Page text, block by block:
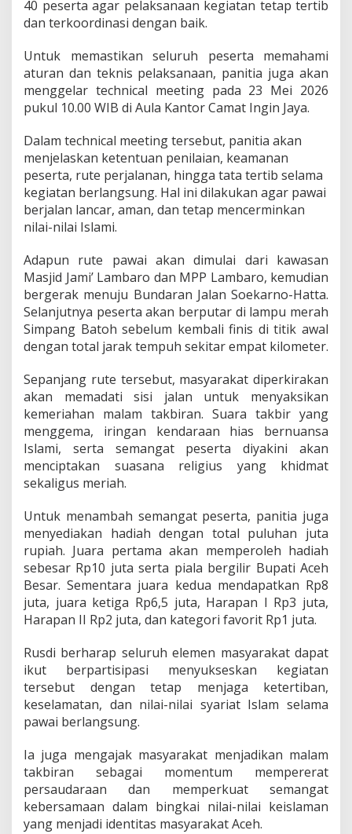
40 peserta agar pelaksanaan kegiatan tetap tertib
dan terkoordinasi dengan baik.
Untuk memastikan seluruh peserta memahami
aturan dan teknis pelaksanaan, panitia juga akan
menggelar technical meeting pada 23 Mei 2026
pukul 10.00 WIB di Aula Kantor Camat Ingin Jaya.
Dalam technical meeting tersebut, panitia akan
menjelaskan ketentuan penilaian, keamanan
peserta, rute perjalanan, hingga tata tertib selama
kegiatan berlangsung. Hal ini dilakukan agar pawai
berjalan lancar, aman, dan tetap mencerminkan
nilai-nilai Islami.
Adapun rute pawai akan dimulai dari kawasan
Masjid Jami’ Lambaro dan MPP Lambaro, kemudian
bergerak menuju Bundaran Jalan Soekarno-Hatta.
Selanjutnya peserta akan berputar di lampu merah
Simpang Batoh sebelum kembali finis di titik awal
dengan total jarak tempuh sekitar empat kilometer.
Sepanjang rute tersebut, masyarakat diperkirakan
akan memadati sisi jalan untuk menyaksikan
kemeriahan malam takbiran. Suara takbir yang
menggema, iringan kendaraan hias bernuansa
Islami, serta semangat peserta diyakini akan
menciptakan suasana religius yang khidmat
sekaligus meriah.
Untuk menambah semangat peserta, panitia juga
menyediakan hadiah dengan total puluhan juta
rupiah. Juara pertama akan memperoleh hadiah
sebesar Rp10 juta serta piala bergilir Bupati Aceh
Besar. Sementara juara kedua mendapatkan Rp8
juta, juara ketiga Rp6,5 juta, Harapan I Rp3 juta,
Harapan II Rp2 juta, dan kategori favorit Rp1 juta.
Rusdi berharap seluruh elemen masyarakat dapat
ikut berpartisipasi menyukseskan kegiatan
tersebut dengan tetap menjaga ketertiban,
keselamatan, dan nilai-nilai syariat Islam selama
pawai berlangsung.
Ia juga mengajak masyarakat menjadikan malam
takbiran sebagai momentum mempererat
persaudaraan dan memperkuat semangat
kebersamaan dalam bingkai nilai-nilai keislaman
yang menjadi identitas masyarakat Aceh.